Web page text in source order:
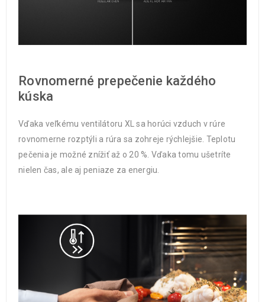
Rovnomerné prepečenie každého
kúska
Vďaka veľkému ventilátoru XL sa horúci vzduch v rúre
rovnomerne rozptýli a rúra sa zohreje rýchlejšie. Teplotu
pečenia je možné znížiť až o 20 %. Vďaka tomu ušetríte
nielen čas, ale aj peniaze za energiu.